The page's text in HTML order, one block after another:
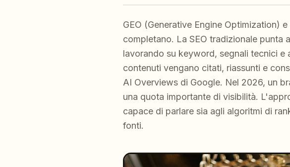
GEO (Generative Engine Optimization)
completano. La SEO tradizionale punta
lavorando su keyword, segnali tecnici e
contenuti vengano citati, riassunti e
AI Overviews di Google. Nel 2026, un
una quota importante di visibilità.
capace di parlare sia agli algoritmi di
fonti.